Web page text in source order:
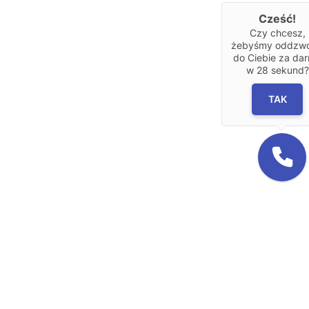
Cześć!
Czy chcesz,
żebyśmy
do Ciebie za
w 28 sekund?
TAK